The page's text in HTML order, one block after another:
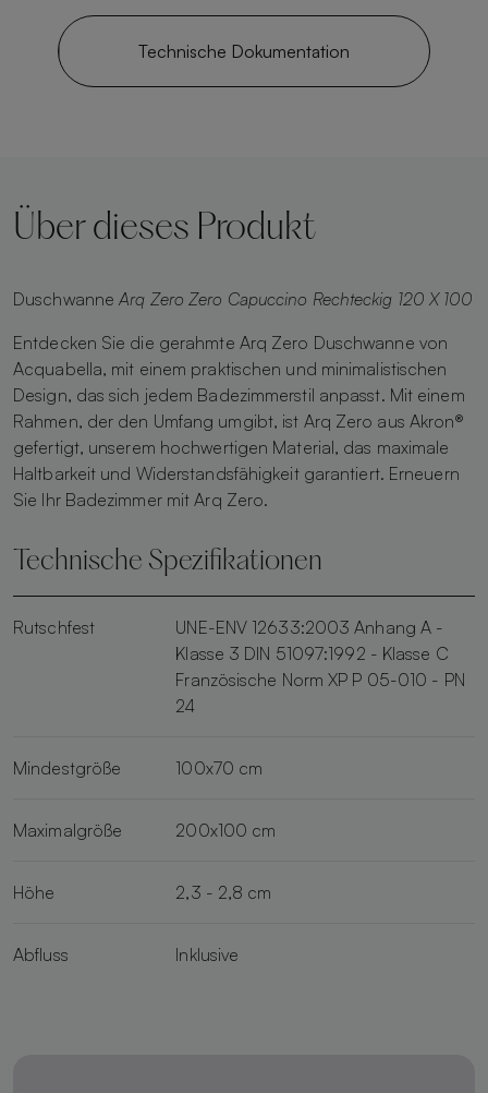
Technische Dokumentation
Über dieses Produkt
DuschwanneArq Zero Zero Capuccino Rechteckig 120 X 100
Entdecken Sie die gerahmte Arq Zero Duschwanne von
Acquabella, mit einem praktischen und minimalistischen
Design, das sich jedem Badezimmerstil anpasst. Mit einem
Rahmen, der den Umfang umgibt, ist Arq Zero aus Akron®
gefertigt, unserem hochwertigen Material, das maximale
Haltbarkeit und Widerstandsfähigkeit garantiert. Erneuern
Sie Ihr Badezimmer mit Arq Zero.
Technische Spezifikationen
Rutschfest
UNE-ENV 12633:2003 Anhang A -
Klasse 3 DIN 51097:1992 - Klasse C
Französische Norm XP P 05-010 - PN
24
Mindestgröße 100x70 cm
Maximalgröße 200x100 cm
Höhe 2,3 - 2,8 cm
Abfluss Inklusive